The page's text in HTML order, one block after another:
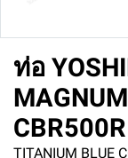
ท่อ
CBR500R
TITANIUM BLUE